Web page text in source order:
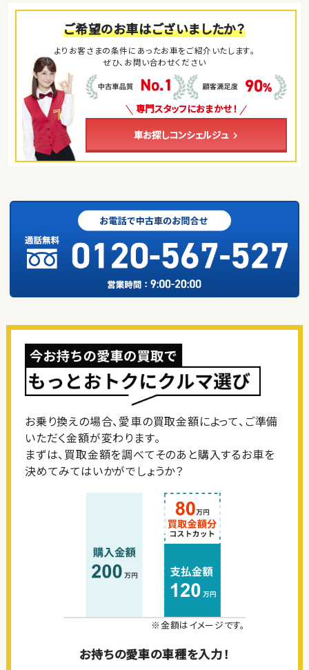
ご希望のお車はございましたか？
よりお客さまの条件にあったお車をご紹介いたします。
ぜひ、お問い合わせください
専門スタッフにおまかせ！
車お探しコンシェルジュ
お乗り換えの場合、愛車の買取金額によって、ご準備
いただく金額が変わります。
まずは、買取金額を調べてそのあと購入するお車を
決めてみてはいかがでしょうか？
※金額はイメージです。
お持ちの愛車の車種を入力！